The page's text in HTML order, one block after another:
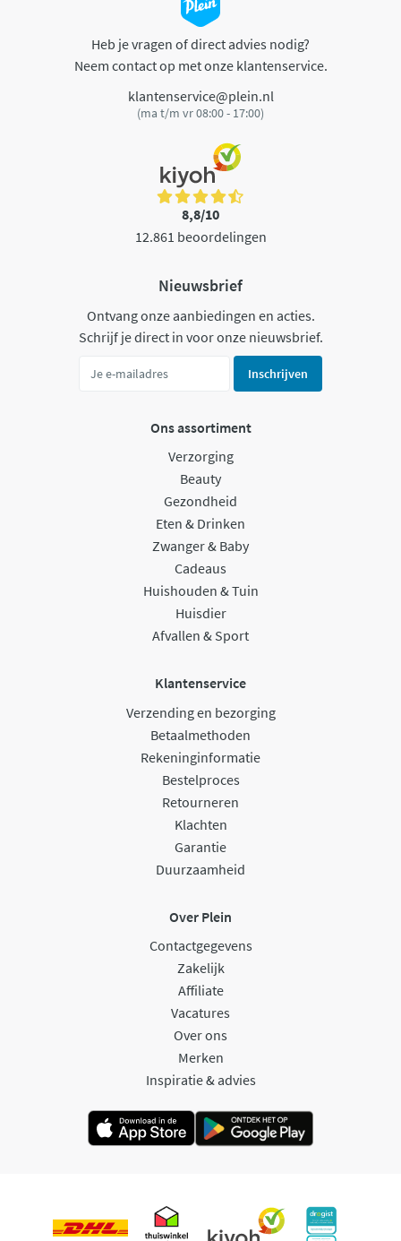
Heb je vragen of direct advies nodig?
Neem contact op met onze klantenservice.
klantenservice@plein.nl
(ma t/m vr 08:00 - 17:00)
8,8/10
12.861 beoordelingen
Nieuwsbrief
Ontvang onze aanbiedingen en acties.
Schrijf je direct in voor onze nieuwsbrief.
Inschrijven
Ons assortiment
Verzorging
Beauty
Gezondheid
Eten & Drinken
Zwanger & Baby
Cadeaus
Huishouden & Tuin
Huisdier
Afvallen & Sport
Klantenservice
Verzending en bezorging
Betaalmethoden
Rekeninginformatie
Bestelproces
Retourneren
Klachten
Garantie
Duurzaamheid
Over Plein
Contactgegevens
Zakelijk
Affiliate
Vacatures
Over ons
Merken
Inspiratie & advies